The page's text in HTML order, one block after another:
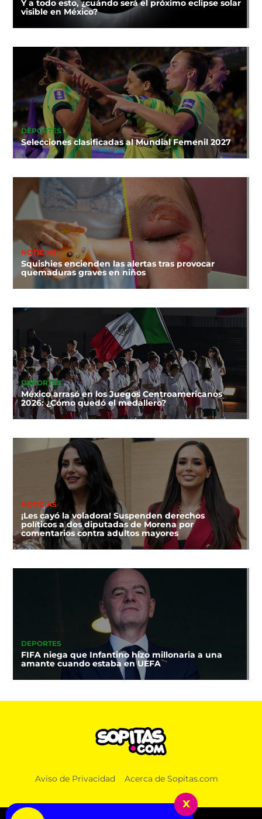
Y a todo esto, ¿cuándo será el próximo eclipse solar
visible en México?
DEPORTES
Selecciones clasificadas al Mundial Femenil 2027
NOTICIAS
Squishies encienden las alertas tras provocar
quemaduras graves en niños
DEPORTES
México arrasó en los Juegos Centroamericanos
2026: ¿Cómo quedó el medallero?
NOTICIAS
¡Les cayó la voladora! Suspenden derechos
políticos a dos diputadas de Morena por
comentarios contra adultos mayores
DEPORTES
FIFA niega que Infantino hizo millonaria a una
amante cuando estaba en UEFA
Aviso de Privacidad Acerca de Sopitas.com
x